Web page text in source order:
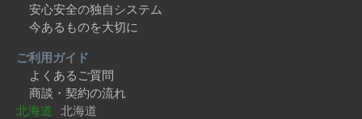
安心安全の独自システム
今あるものを大切に
ご利用ガイド
よくあるご質問
商談・契約の流れ
北海道 北海道